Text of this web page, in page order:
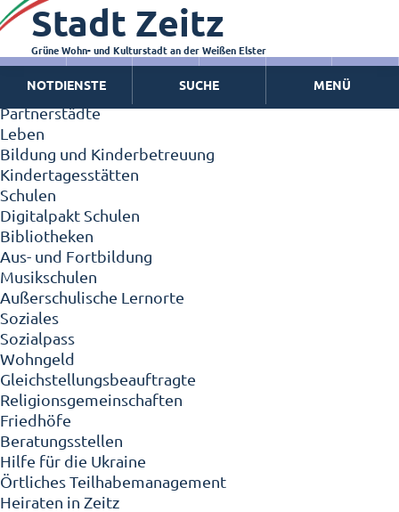
Zeitz - Die Kleinstadt
Willkommen in Zeitz!
Interview mit Oberbürgermeister Christian Thieme
Zeitz - Stadt der Zukunft
Ortschaften
Partnerstädte
Leben
Bildung und Kinderbetreuung
Kindertagesstätten
Schulen
Digitalpakt Schulen
Bibliotheken
Aus- und Fortbildung
Musikschulen
Außerschulische Lernorte
Soziales
Sozialpass
Wohngeld
Gleichstellungsbeauftragte
Religionsgemeinschaften
Friedhöfe
Beratungsstellen
Hilfe für die Ukraine
Örtliches Teilhabemanagement
Heiraten in Zeitz
Stadt Zeitz
Grüne Wohn- und Kulturstadt an der Weißen Elster
NOTDIENSTE SUCHE MENÜ